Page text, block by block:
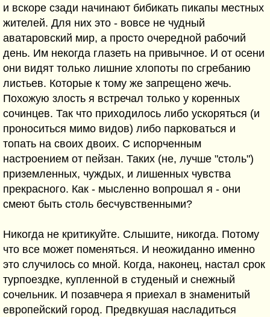
и вскоре сзади начинают бибикать пикапы местных
жителей. Для них это - вовсе не чудный
аватаровский мир, а просто очередной рабочий
день. Им некогда глазеть на привычное. И от осени
они видят только лишние хлопоты по сгребанию
листьев. Которые к тому же запрещено жечь.
Похожую злость я встречал только у коренных
сочинцев. Так что приходилось либо ускоряться (и
проноситься мимо видов) либо парковаться и
топать на своих двоих. С испорченным
настроением от пейзан. Таких (не, лучше "столь")
приземленных, чуждых, и лишенных чувства
прекрасного. Как - мысленно вопрошал я - они
смеют быть столь бесчувственными?
Никогда не критикуйте. Слышите, никогда. Потому
что все может поменяться. И неожиданно именно
это случилось со мной. Когда, наконец, настал срок
турпоездке, купленной в студеный и снежный
сочельник. И позавчера я приехал в знаменитый
европейский город. Предвкушая насладиться